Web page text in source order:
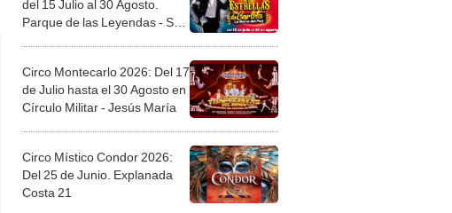
del 15 Julio al 30 Agosto.
Parque de las Leyendas - San
Circo Montecarlo 2026: Del 17
de Julio hasta el 30 Agosto en
Círculo Militar - Jesús María
Circo Místico Condor 2026:
Del 25 de Junio. Explanada
Costa 21